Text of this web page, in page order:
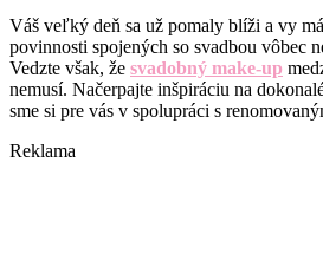
Váš veľký deň sa už pomaly blíži a vy
povinnosti spojených so svadbou vôbec
Vedzte však, že svadobný make-up
nemusí. Načerpajte inšpiráciu na
sme si pre vás v spolupráci s
Reklama